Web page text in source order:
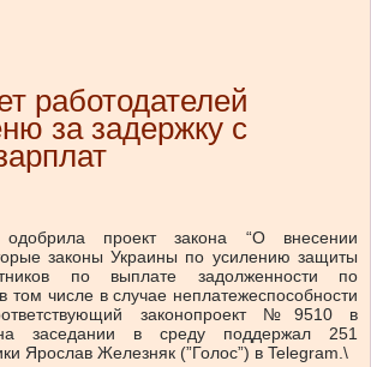
работодателей
за задержку с
проект закона “О внесении
законы Украины по усилению защиты
по выплате задолженности по
том числе в случае неплатежеспособности
законопроект №9510 в
заседании в среду поддержал 251
Ярослав Железняк (”Голос”) в Telegram.\